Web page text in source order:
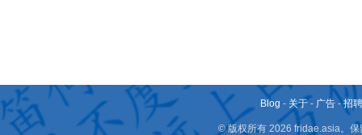
Blog - 关于 - 广告 -招
© 版权所有 2026 fridae.asia。